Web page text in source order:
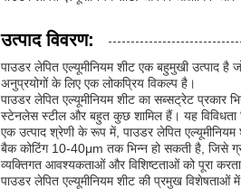
उत्पाद विवरण:
पाउडर लेपित एल्यूमीनियम शीट एक बहुमुखी उत्पाद है
अनुप्रयोगों के लिए एक लोकप्रिय विकल्प है।
पाउडर लेपित एल्यूमीनियम शीट का सब्सट्रेट प्रकार
स्टेनलेस स्टील और बहुत कुछ शामिल हैं। यह विविधता
एक उत्पाद श्रेणी के रूप में, पाउडर लेपित
बैक कोटिंग 10-40μm तक भिन्न हो सकती है, जिसे
व्यक्तिगत आवश्यकताओं और विशिष्टताओं को पूरा
पाउडर लेपित एल्यूमीनियम शीट की प्रमुख